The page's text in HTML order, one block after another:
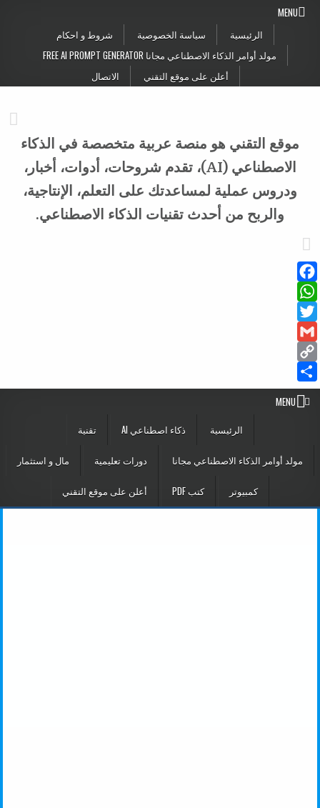
Skip to content
MENU
الرئيسية
سياسة الخصوصية
شروط و احكام
مولد أوامر الذكاء الاصطناعي مجانا FREE AI PROMPT GENERATOR
أعلن على موقع التقني
الاتصال
موقع التقني هو منصة عربية متخصصة في الذكاء
الاصطناعي (AI)، تقدم شروحات، أدوات، أخبار،
ودروس عملية لمساعدتك على التعلم، الإنتاجية،
والربح من أحدث تقنيات الذكاء الاصطناعي.
Link
Share
MENU
الرئيسية
ذكاء اصطناعي AI تقنية
مولد أوامر الذكاء الاصطناعي مجانا دورات تعليمية مال و استثمار
كمبيوتر كتب PDF أعلن على موقع التقني